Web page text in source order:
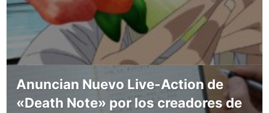
Anuncian Nuevo Live-Action de
«Death Note» por los creadores de